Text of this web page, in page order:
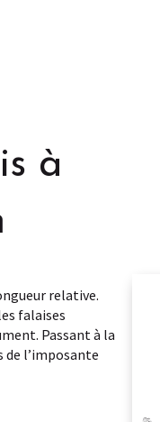
à
relative.
falaises
Passant à la
de l’imposante